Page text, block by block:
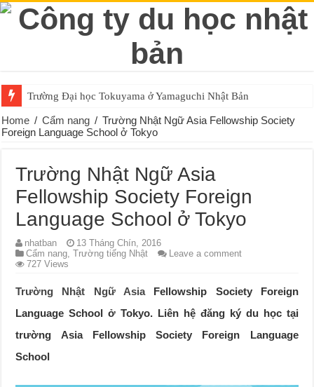
Trường Đại học Tokuyama ở Yamaguchi Nhật Bản
Home / Cẩm nang / Trường Nhật Ngữ Asia Fellowship Society
Foreign Language School ở Tokyo
Trường Nhật Ngữ Asia
Fellowship Society Foreign
Language School ở Tokyo
nhatban
13 Tháng Chín, 2016
Cẩm nang,Trường tiếng Nhật
Leave a comment
727 Views
Trường Nhật Ngữ AsiaFellowship Society Foreign
Language School ở Tokyo. Liên hệ đăng ký du học tại
trường Asia Fellowship Society Foreign Language
School